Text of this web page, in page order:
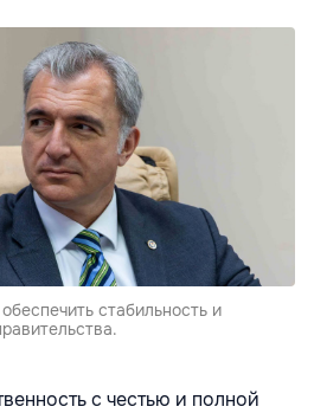
стабильность и
с честью и полной